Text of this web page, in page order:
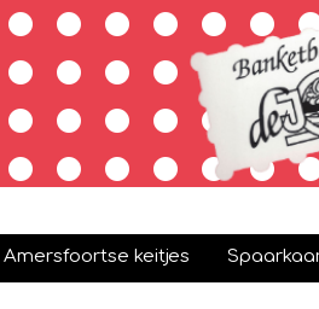
Amersfoortse keitjes